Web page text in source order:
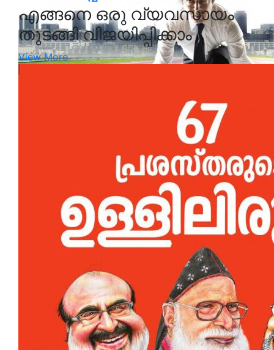
എങ്ങനെ ഒരു വ്യവസായം
തുടങ്ങി വിജയിപ്പിക്കാം
View More